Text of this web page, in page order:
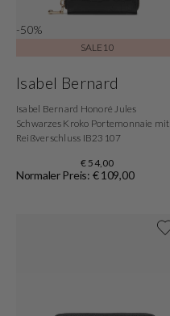
-50%
SALE10
Isabel Bernard
Isabel Bernard Honoré Jules
Schwarzes Kroko Portemonnaie mit
Reißverschluss IB23107
€ 54,00
Normaler Preis: € 109,00